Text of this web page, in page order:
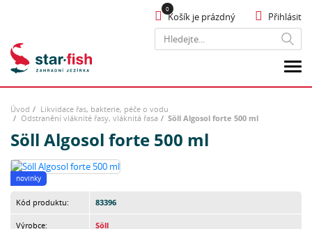
Hledat
Přihlásit
Košík je prázdný
Úvod
Likvidace řas, bakterie, péče o vodu
Odstranění vláknité řasy, vláknitá řasa
Söll Algosol forte 500 ml
Söll Algosol forte 500 ml
novinky
Kód produktu: 83396
Výrobce: Söll